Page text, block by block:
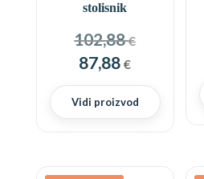
stolisnik
102,88€Izvorna
bila
je:
102,88 €.
87,88€Trenutna
cijena
je:
87,88 €.
Vidi proizvod